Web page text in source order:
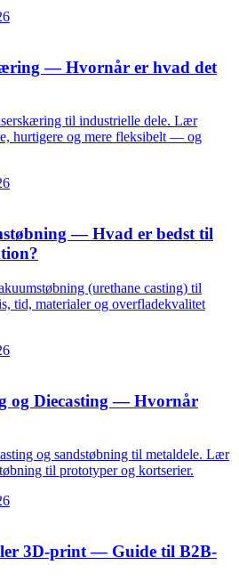
— Hvornår er hvad det
til industrielle dele. Lær
hurtigere og mere fleksibelt — og
— Hvad er bedst til
(urethane casting) til
tid, materialer og overfladekvalitet
og Diecasting — Hvornår
og sandstøbning til metaldele. Lær
til prototyper og kortserier.
3D-print — Guide til B2B-